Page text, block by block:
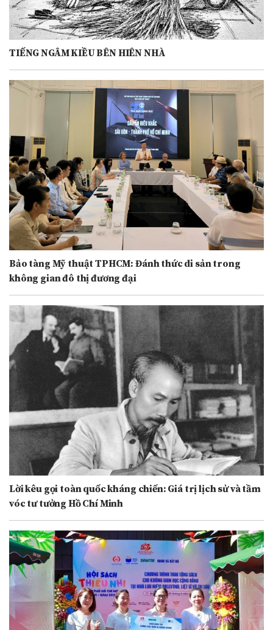
TIẾNG NGÂM KIỀU BÊN HIÊN NHÀ
Bảo tàng Mỹ thuật TPHCM: Đánh thức di sản trong
không gian đô thị đương đại
Lời kêu gọi toàn quốc kháng chiến: Giá trị lịch sử và tầm
vóc tư tưởng Hồ Chí Minh